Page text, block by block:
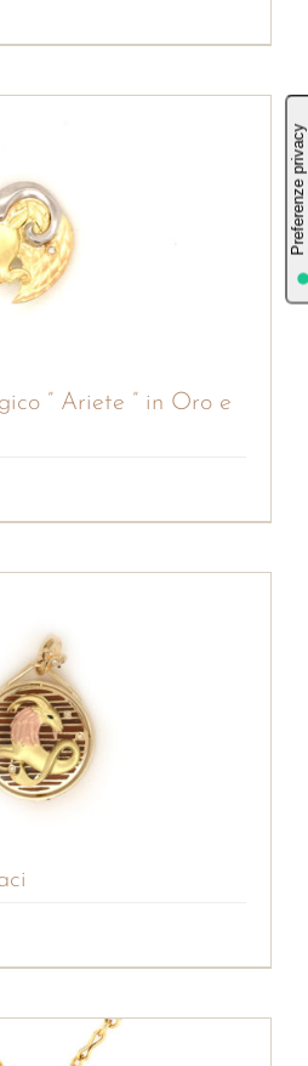
” Ariete ” in Oro e